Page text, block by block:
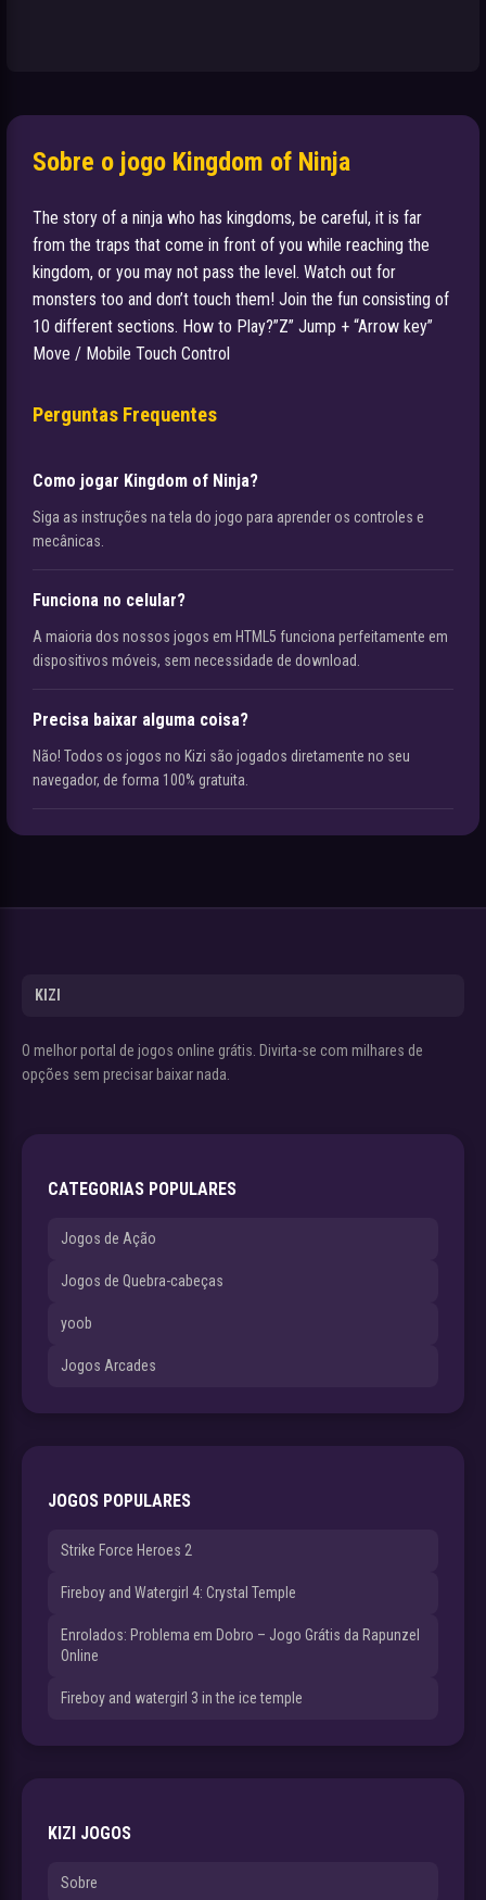
Sobre o jogo Kingdom of Ninja
The story of a ninja who has kingdoms, be careful, it is far
from the traps that come in front of you while reaching the
kingdom, or you may not pass the level. Watch out for
monsters too and don’t touch them! Join the fun consisting of
10 different sections. How to Play?”Z” Jump + “Arrow key”
Move / Mobile Touch Control
Perguntas Frequentes
Como jogar Kingdom of Ninja?
Siga as instruções na tela do jogo para aprender os controles e
mecânicas.
Funciona no celular?
A maioria dos nossos jogos em HTML5 funciona perfeitamente em
dispositivos móveis, sem necessidade de download.
Precisa baixar alguma coisa?
Não! Todos os jogos no Kizi são jogados diretamente no seu
navegador, de forma 100% gratuita.
KIZI
O melhor portal de jogos online grátis. Divirta-se com milhares de
opções sem precisar baixar nada.
CATEGORIAS POPULARES
Jogos de Ação
Jogos de Quebra-cabeças
yoob
Jogos Arcades
JOGOS POPULARES
Strike Force Heroes 2
Fireboy and Watergirl 4: Crystal Temple
Enrolados: Problema em Dobro – Jogo Grátis da Rapunzel
Online
Fireboy and watergirl 3 in the ice temple
KIZI JOGOS
Sobre